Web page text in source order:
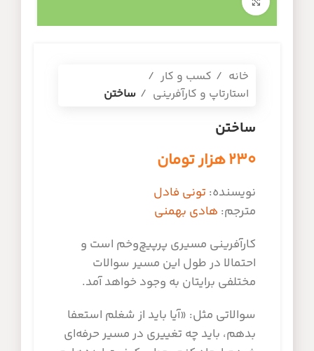
خانه
کسب و کار
استارتاپ و کارآفرینی
ساختن
ساختن
۲۳۰هزار تومان
نویسنده: تونی فادل
مترجم: هادی بهمنی
کارآفرینی مسیری پرپیچ‌وخم است و
احتمالا در طول این مسیر سوالات
مختلفی برایتان به وجود خواهد آمد.
سوالاتی مثل: «آیا باید از شغلم استعفا
بدهم، باید چه تغییری در مسیر حرفه‌ای